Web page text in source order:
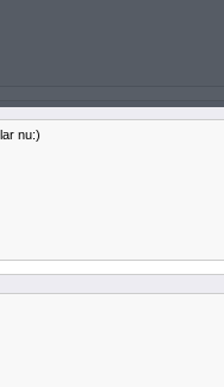
nu:)